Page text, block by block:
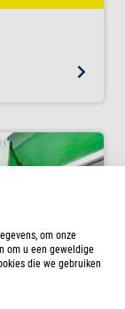
om onze
om u een geweldige
die we gebruiken